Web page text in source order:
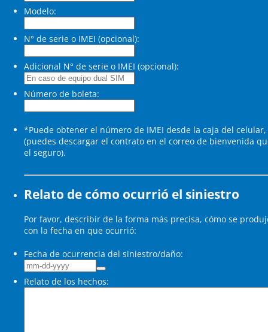
Modelo:
N° de serie o IMEI (opcional):
Adicional N° de serie o IMEI (opcional):
Número de boleta:
*Puede obtener el número de IMEI desde la caja del
(puedes descargar el contrato en el correo de bienvenida
el seguro).
Relato de cómo ocurrió el siniestro
Por favor, describir de la forma más precisa, cómo se
con la fecha en que ocurrió:
Fecha de ocurrencia del siniestro/daño:
Relato de los hechos: